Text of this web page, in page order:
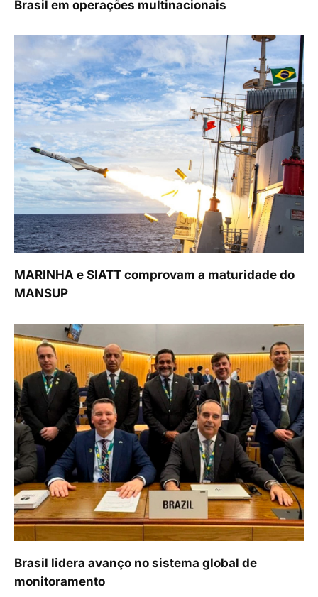
Brasil em operações multinacionais
MARINHA e SIATT comprovam a maturidade do
MANSUP
Brasil lidera avanço no sistema global de
monitoramento